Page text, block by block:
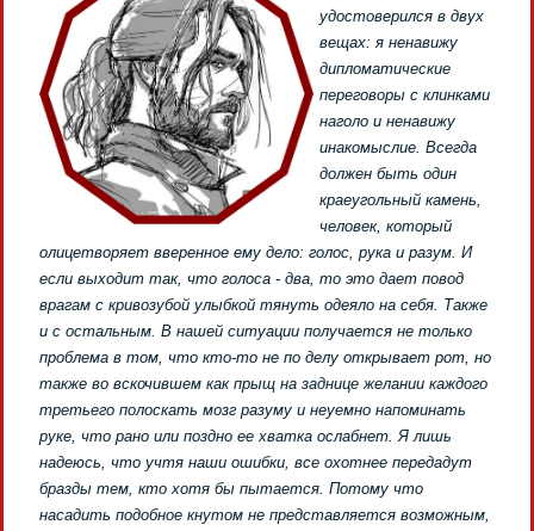
удостоверился в двух
вещах: я ненавижу
дипломатические
переговоры с клинками
наголо и ненавижу
инакомыслие. Всегда
должен быть один
краеугольный камень,
человек, который
олицетворяет вверенное ему дело: голос, рука и разум. И
если выходит так, что голоса - два, то это дает повод
врагам с кривозубой улыбкой тянуть одеяло на себя. Также
и с остальным. В нашей ситуации получается не только
проблема в том, что кто-то не по делу открывает рот, но
также во вскочившем как прыщ на заднице желании каждого
третьего полоскать мозг разуму и неуемно напоминать
руке, что рано или поздно ее хватка ослабнет. Я лишь
надеюсь, что учтя наши ошибки, все охотнее передадут
бразды тем, кто хотя бы пытается. Потому что
насадить подобное кнутом не представляется возможным,